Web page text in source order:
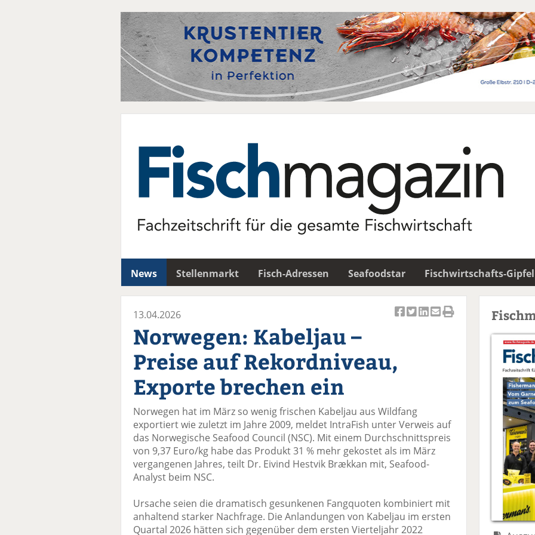
News Stellenmarkt Fisch-Adressen Seafoodstar Fischwirtschafts-Gipfel
el
a
F
ac
e
b
o
o
te
il
e
er
n k
e
di
n
e
n
ai
l
v
d
e
n
13.04.2026
Norwegen: Kabeljau –
Preise auf Rekordniveau,
Exporte brechen ein
Norwegen hat im März so wenig frischen Kabeljau aus Wildfang
exportiert wie zuletzt im Jahre 2009, meldet IntraFish unter Verweis auf
das Norwegische Seafood Council (NSC). Mit einem Durchschnittspreis
von 9,37 Euro/kg habe das Produkt 31 % mehr gekostet als im März
vergangenen Jahres, teilt Dr. Eivind Hestvik Brækkan mit, Seafood-
Analyst beim NSC.
Ursache seien die dramatisch gesunkenen Fangquoten kombiniert mit
anhaltend starker Nachfrage. Die Anlandungen von Kabeljau im ersten
Quartal 2026 hätten sich gegenüber dem ersten Vierteljahr 2022